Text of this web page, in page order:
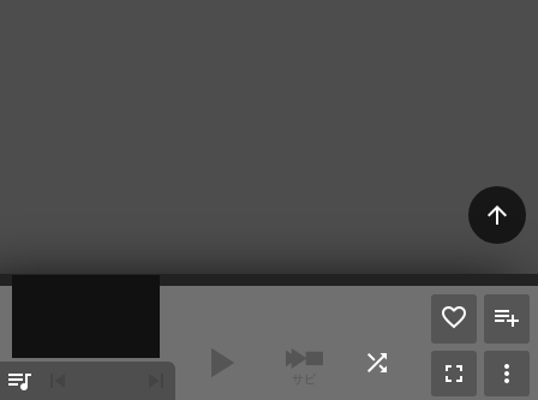
arrow_upward
queue_music play_arrow サビ
shuffle fullscreen more_vert